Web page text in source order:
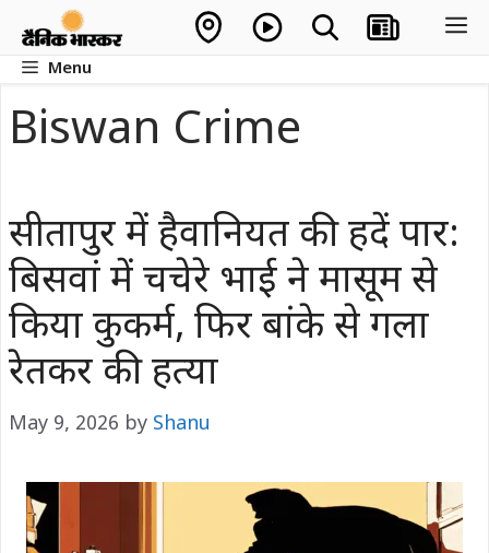
contentMenu
Biswan Crime
सीतापुर में हैवानियत की हदें पार:
बिसवां में चचेरे भाई ने मासूम से
किया कुकर्म, फिर बांके से गला
रेतकर की हत्या
May 9, 2026 by Shanu